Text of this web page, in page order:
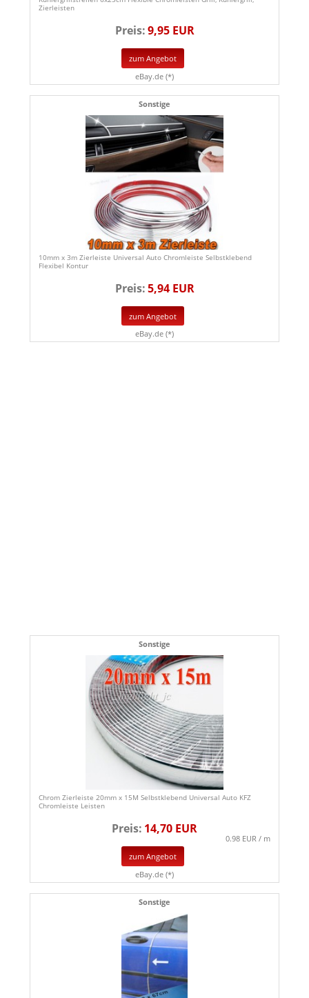
Zierleisten
Preis:9,95 EUR
zum Angebot
eBay.de (*)
Sonstige
10mm x 3m Zierleiste Universal Auto Chromleiste Selbstklebend
Flexibel Kontur
Preis:5,94 EUR
zum Angebot
eBay.de (*)
Sonstige
Chrom Zierleiste 20mm x 15M Selbstklebend Universal Auto KFZ
Chromleiste Leisten
Preis: 14,70 EUR
0.98 EUR / m
zum Angebot
eBay.de (*)
Sonstige